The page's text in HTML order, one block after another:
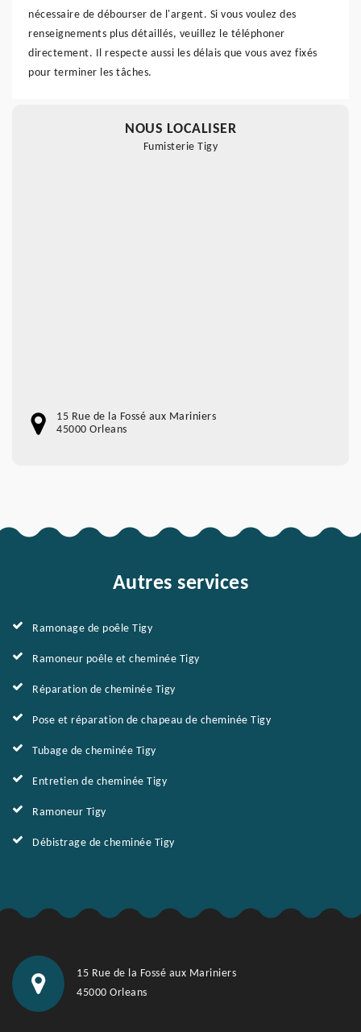
nécessaire de débourser de l'argent. Si vous voulez des
renseignements plus détaillés, veuillez le téléphoner
directement. Il respecte aussi les délais que vous avez fixés
pour terminer les tâches.
NOUS LOCALISER
Fumisterie Tigy
15 Rue de la Fossé aux Mariniers
45000 Orleans
Autres services
Ramonage de poêle Tigy
Ramoneur poêle et cheminée Tigy
Réparation de cheminée Tigy
Pose et réparation de chapeau de cheminée Tigy
Tubage de cheminée Tigy
Entretien de cheminée Tigy
Ramoneur Tigy
Débistrage de cheminée Tigy
15 Rue de la Fossé aux Mariniers
45000 Orleans